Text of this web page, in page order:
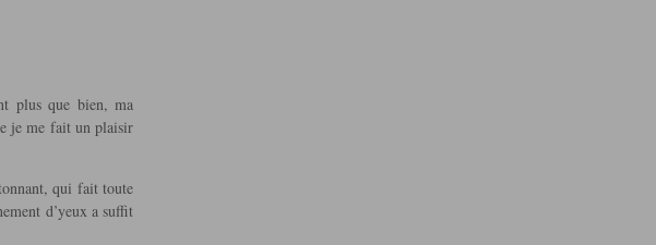
plus que bien, ma
je me fait un plaisir
qui fait toute
d’yeux a suffit